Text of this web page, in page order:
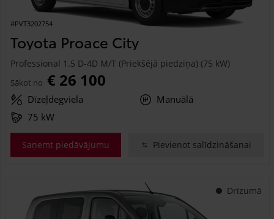
#PVT3202754
Toyota Proace City
Professional 1.5 D-4D M/T (Priekšējā piedziņa) (75 kW)
Sākot no € 26 100
Dīzeļdegviela
Manuālā
75 kW
Saņemt piedāvājumu Pievienot salīdzināšanai
Drīzumā